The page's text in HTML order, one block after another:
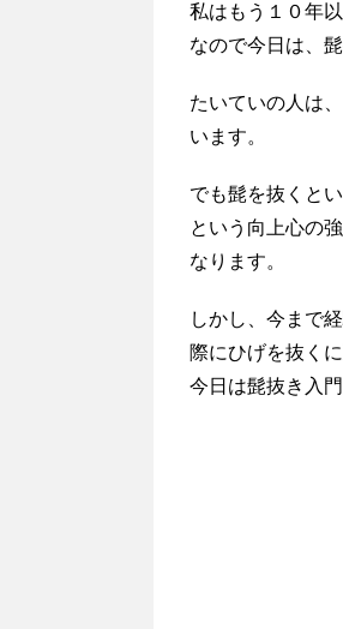
私はもう１０年
なので今日は、
たいていの人は
います。
でも髭を抜くと
という向上心の
なります。
しかし、今まで
際にひげを抜く
今日は髭抜き入